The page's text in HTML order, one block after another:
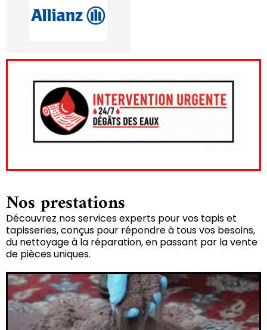
Nos prestations
Découvrez nos services experts pour vos tapis et
tapisseries, conçus pour répondre à tous vos besoins,
du nettoyage à la réparation, en passant par la vente
de pièces uniques.